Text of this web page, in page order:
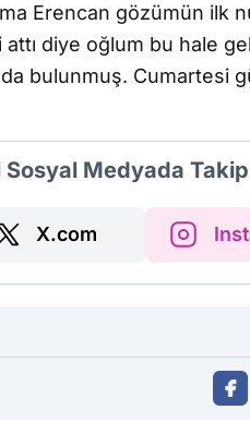
Erencan gözümün ilk
attı diye oğlum bu hale
bulunmuş. Cumartesi
Medyada
X.com